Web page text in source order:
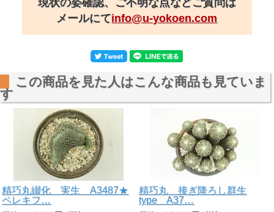
現状の姿確認、ご不明な点などご質問は
メールにてinfo@u-yokoen.com
この商品を見た人はこんな商品も見ていま
す
精巧丸綴化 実生 A3487★
ペレキフ…
精巧丸 接ぎ降ろし群生
type A37…